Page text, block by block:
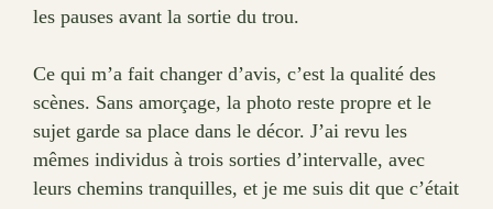
les pauses avant la sortie du trou.
Ce qui m’a fait changer d’avis, c’est la qualité des
scènes. Sans amorçage, la photo reste propre et le
sujet garde sa place dans le décor. J’ai revu les
mêmes individus à trois sorties d’intervalle, avec
leurs chemins tranquilles, et je me suis dit que c’était